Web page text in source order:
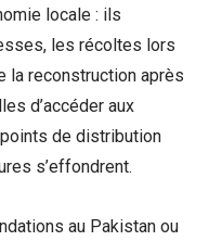
locale : ils
les récoltes lors
la reconstruction après
d’accéder aux
de distribution
s’effondrent.
au Pakistan ou